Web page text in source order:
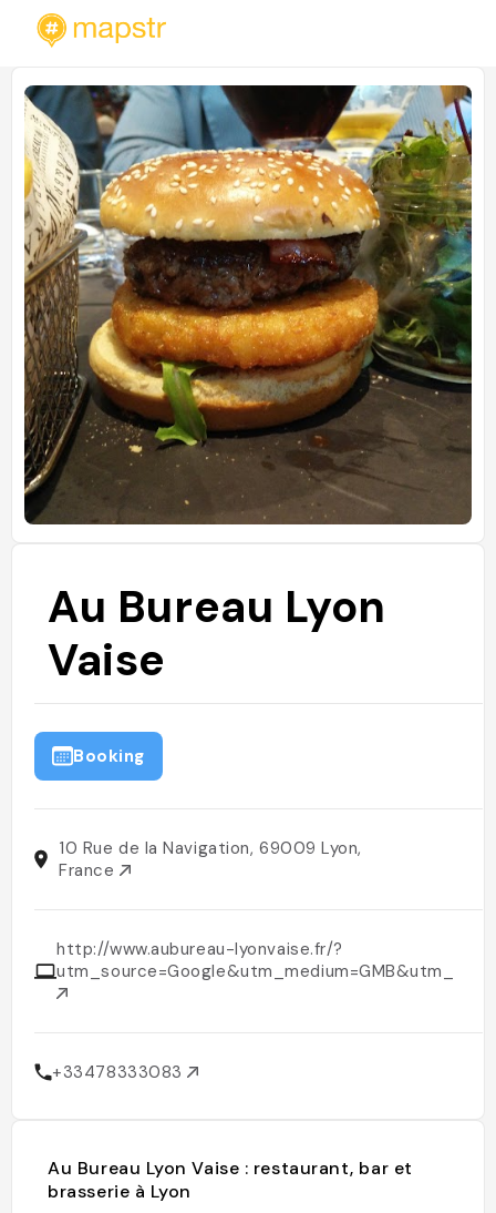
Au Bureau Lyon
Vaise
Booking
10 Rue de la Navigation, 69009 Lyon,
France
http://www.aubureau-lyonvaise.fr/?
+33478333083
Au Bureau Lyon Vaise : restaurant, bar et
brasserie à Lyon